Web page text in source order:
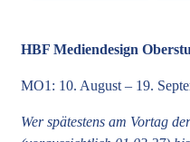
HBF Mediendesign
MO1: 10. August – 19.
Wer spätestens am Vortag